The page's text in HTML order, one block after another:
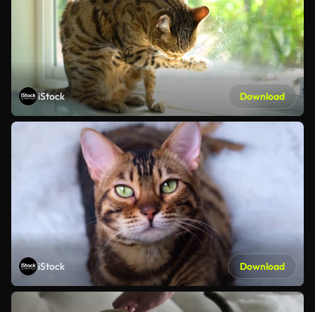
iStock Download
iStock Download